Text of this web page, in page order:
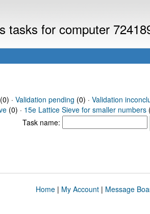
tasks for computer
· Validation pending (0) · Validation
(0) · 15e Lattice Sieve for smaller numbers
Task name:
Home| My Account| Message